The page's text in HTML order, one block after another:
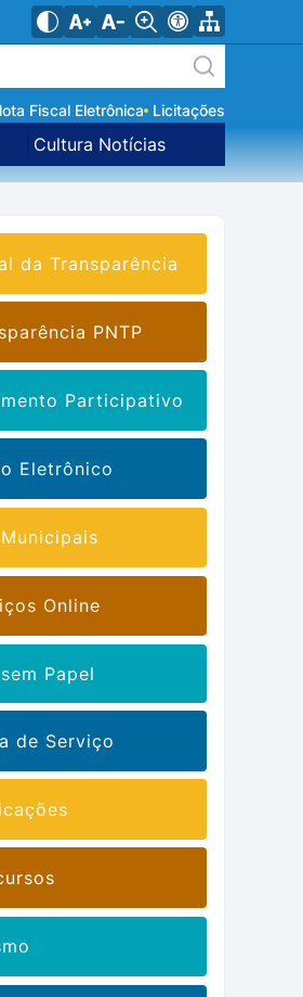
Fiscal Eletrônica Licitações
Cultura Notícias
da Transparência
PNTP
Participativo
Eletrônico
Online
Papel
de Serviço